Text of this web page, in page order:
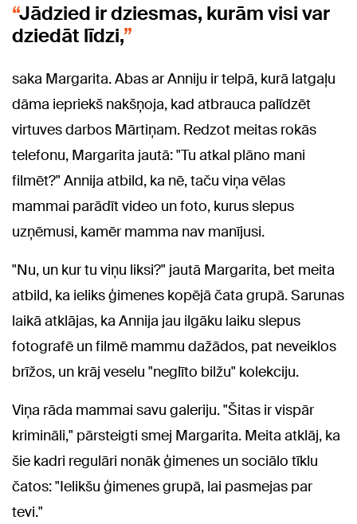
Jādzied ir dziesmas, kurām visi var
dziedāt līdzi,
saka Margarita. Abas ar Anniju ir telpā, kurā latgaļu
dāma iepriekš nakšņoja, kad atbrauca palīdzēt
virtuves darbos Mārtiņam. Redzot meitas rokās
telefonu, Margarita jautā: "Tu atkal plāno mani
filmēt?" Annija atbild, ka nē, taču viņa vēlas
mammai parādīt video un foto, kurus slepus
uzņēmusi, kamēr mamma nav manījusi.
"Nu, un kur tu viņu liksi?" jautā Margarita, bet meita
atbild, ka ieliks ģimenes kopējā čata grupā. Sarunas
laikā atklājas, ka Annija jau ilgāku laiku slepus
fotografē un filmē mammu dažādos, pat neveiklos
brīžos, un krāj veselu "neglīto bilžu" kolekciju.
Viņa rāda mammai savu galeriju. "Šitas ir vispār
krimināli," pārsteigti smej Margarita. Meita atklāj, ka
šie kadri regulāri nonāk ģimenes un sociālo tīklu
čatos: "Ielikšu ģimenes grupā, lai pasmejas par
tevi."